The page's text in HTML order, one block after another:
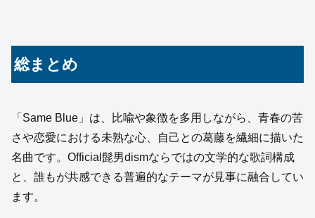
総まとめ
「Same Blue」は、比喩や象徴を多用しながら、青春の苦
さや恋愛における未熟な心、自己との葛藤を繊細に描いた
名曲です。Official髭男dismならではの文学的な歌詞構成
と、誰もが共感できる普遍的なテーマが見事に融合してい
ます。